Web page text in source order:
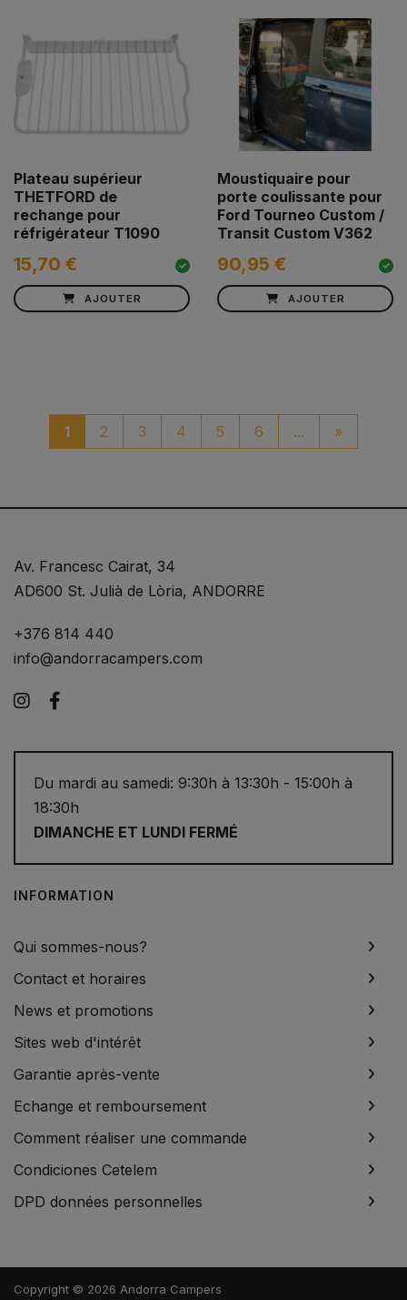
Plateau supérieur
THETFORD de
rechange pour
réfrigérateur T1090
15,70 €
AJOUTER
Moustiquaire pour
porte coulissante pour
Ford Tourneo Custom /
Transit Custom V362
90,95 €
AJOUTER
1 2 3 4 5 6 ... »
Av. Francesc Cairat, 34
AD600 St. Julià de Lòria, ANDORRE
+376 814 440
info@andorracampers.com
Instagram
Du mardi au samedi: 9:30h à 13:30h - 15:00h à
18:30h
DIMANCHE ET LUNDI FERMÉ
INFORMATION
Qui sommes-nous?
Contact et horaires
News et promotions
Sites web d'intérêt
Garantie après-vente
Echange et remboursement
Comment réaliser une commande
Condiciones Cetelem
DPD données personnelles
Copyright © 2026 Andorra Campers